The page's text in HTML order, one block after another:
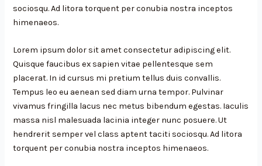
sociosqu. Ad litora torquent per conubia nostra inceptos
himenaeos.
Lorem ipsum dolor sit amet consectetur adipiscing elit.
Quisque faucibus ex sapien vitae pellentesque sem
placerat. In id cursus mi pretium tellus duis convallis.
Tempus leo eu aenean sed diam urna tempor. Pulvinar
vivamus fringilla lacus nec metus bibendum egestas. Iaculis
massa nisl malesuada lacinia integer nunc posuere. Ut
hendrerit semper vel class aptent taciti sociosqu. Ad litora
torquent per conubia nostra inceptos himenaeos.